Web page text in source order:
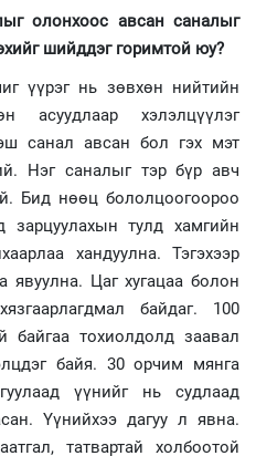
олонхоос авсан саналыг
шийддэг горимтой юу?
үүрэг нь зөвхөн нийтийн
асуудлаар хэлэлцүүлэг
санал авсан бол гэх мэт
Нэг саналыг тэр бүр авч
Бид нөөц бололцоогоороо
тулд хамгийн
хандуулна. Тэгэхээр
явуулна. Цаг хугацаа болон
байдаг. 100
байгаа тохиолдолд заавал
байя. 30 орчим мянга
үүнийг нь судлаад
Үүнийхээ дагуу л явна.
татвартай холбоотой